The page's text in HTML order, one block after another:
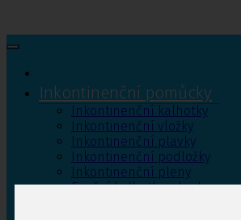
Inkontinenční pomůcky
Inkontinenční kalhotky
Inkontinenční vložky
Inkontinenční plavky
Inkontinenční podložky
Inkontinenční pleny
Fixační kalhotky a body